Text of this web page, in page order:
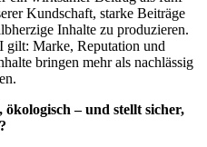
Kundschaft, starke Beiträge
Inhalte zu produzieren.
Marke, Reputation und
bringen mehr als nachlässig
– und stellt sicher,